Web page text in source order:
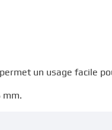
un usage facile
mm.